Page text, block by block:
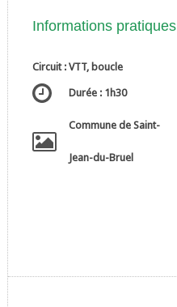
Informations pratiques
Circuit : VTT, boucle
Durée : 1h30
Commune de Saint-
Jean-du-Bruel